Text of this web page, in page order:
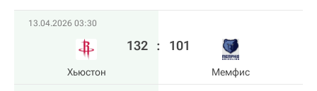
13.04.2026 03:30
Хьюстон
132 : 101
Мемфис